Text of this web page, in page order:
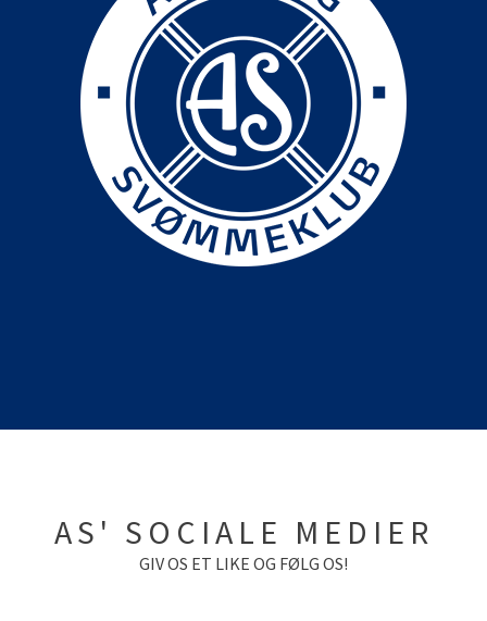
AS' SOCIALE MEDIER
GIV OS ET LIKE OG FØLG OS!